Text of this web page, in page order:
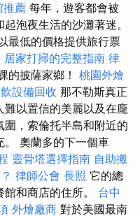
推薦 每年，遊客都會被
泡夜生活的沙灘著迷。
最低的價格提供旅行票
居家打掃的完整指南 律
的披薩家鄉！ 桃園外燴
設備回收 那不勒斯真正
以置信的美麗以及在龐
圍，索倫托半島和附近的
。 奧蘭多的下一個車
靈骨塔選擇指南 自助搬
律師公會 長照 它的總
和商店的住所。 台中
外燴廠商 對於美國最南